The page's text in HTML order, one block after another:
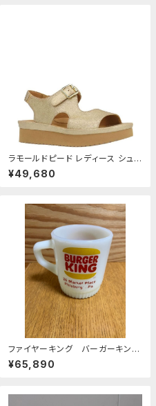
ラモールドピード レディース シュ
ーズ サンダル プラットフォーム ス
エード LAmour Des Pieds Aze
¥49,680
ファイヤーキング バーガーキング
ピッツバーグマグ
¥65,890